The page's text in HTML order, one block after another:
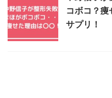
コボコ？痩
サプリ！